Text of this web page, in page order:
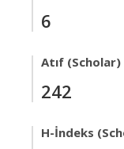
6
Atıf (Scholar)
242
H-İndeks